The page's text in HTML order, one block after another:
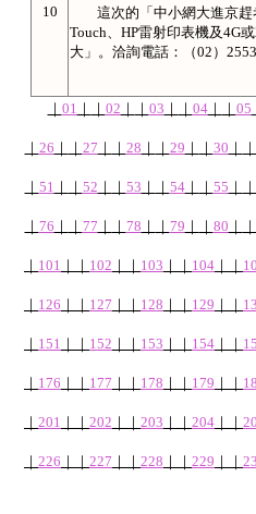
10
這次的「中小網大進京趕
Touch、HP雷射印表機及4G
大」。洽詢電話：（02）
｜ 01 ｜ ｜ 02 ｜ ｜ 03 ｜ ｜ 04｜ ｜ 05
｜ 26 ｜ ｜ 27 ｜ ｜ 28 ｜ ｜ 29 ｜ ｜ 30 ｜ ｜
｜ 51 ｜ ｜ 52 ｜ ｜ 53 ｜ ｜ 54｜ ｜ 55 ｜ ｜
｜ 76 ｜ ｜ 77 ｜ ｜ 78 ｜ ｜ 79 ｜ ｜ 80 ｜ ｜
｜ 101 ｜ ｜ 102 ｜ ｜ 103 ｜ ｜ 104 ｜ ｜
｜ 126 ｜ ｜ 127 ｜ ｜ 128 ｜ ｜ 129 ｜ ｜
｜ 151 ｜ ｜ 152 ｜ ｜ 153 ｜ ｜ 154 ｜ ｜
｜ 176 ｜ ｜ 177 ｜ ｜ 178 ｜ ｜ 179 ｜ ｜
｜ 201 ｜ ｜ 202 ｜ ｜ 203 ｜ ｜ 204 ｜ ｜
｜ 226 ｜ ｜ 227 ｜ ｜ 228 ｜ ｜ 229 ｜ ｜